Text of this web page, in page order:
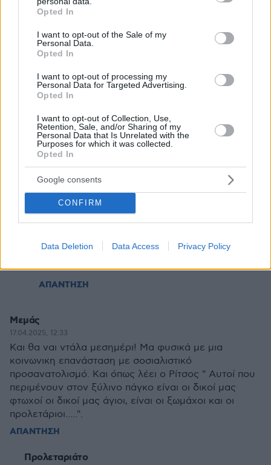
grant or deny consent to Google and its third-party tags to
use your data for below specified purposes in below Google
consent section.
Opted In
I want to opt-out of the Sale of my
Personal Data.
Opted In
I want to opt-out of processing my
Personal Data for Targeted Advertising.
Opted In
I want to opt-out of Collection, Use,
Retention, Sale, and/or Sharing of my
Personal Data that Is Unrelated with the
Purposes for which it was collected.
Opted In
Google consents
CONFIRM
Data Deletion Data Access Privacy Policy
17.04.2025, 17:31
Πρώτον δεν ήταν ο Στάλιν, δηλαδή τα σοβιέτ
χειμώνας τους. Αλλά βρε αδελφέ, κάτι έκαναν
και οι Αμερικανοί...
@krikelατος και cia ε.ε.
17.04.2025, 16:58
Καλά, ας μην ήταν ο Ζούκωφ και θα σου έλεγα
εγώ τον πατερούλη που είχε κρυφτεί μια
εβδομάδα και έπνιγε το σοκ του στην βότκα.
Και μετά ετοίμαζε τα μπογαλάκια του για να
μεγάλη εκτίμηση μου τον έχεις αυτόν τον
χασάπη του Ρωσικού και του Ουκραϊνικού
λαού!
ΑΠΑΝΤΗΣΗ
Μεμάς
17.04.2025, 12:33
Και θα ναι ντάλα μεσημέρι! Μα φυσικά με μια
κοινωνικη επανάσταση με σοσιαλιστικό
προσανατολισμό. Και όπως λέει ο Ρίτσος " Αυτοί που
περιμένουν στον ξύλινο πάγκο είναι οι δικοί μας
φτωχοί οι δικοί μας άγιοι, είναι οι ξωμάχοι και οι
προλετάριοι.....".
ΑΠΑΝΤΗΣΗ
Προλεταριάτο